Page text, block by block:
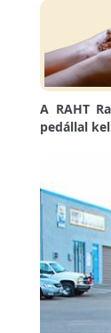
A RAHT
pedállal